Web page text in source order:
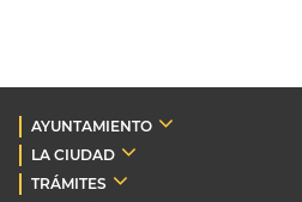
AYUNTAMIENTO
LA CIUDAD
TRÁMITES